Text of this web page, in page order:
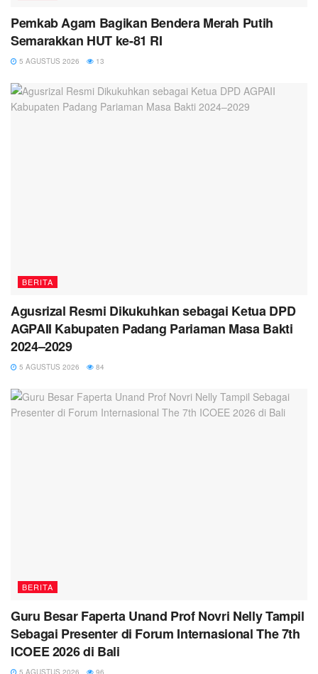
Pemkab Agam Bagikan Bendera Merah Putih
Semarakkan HUT ke-81 RI
5 AGUSTUS 2026 13
BERITA
Agusrizal Resmi Dikukuhkan sebagai Ketua DPD
AGPAII Kabupaten Padang Pariaman Masa Bakti
2024–2029
5 AGUSTUS 2026 84
BERITA
Guru Besar Faperta Unand Prof Novri Nelly Tampil
Sebagai Presenter di Forum Internasional The 7th
ICOEE 2026 di Bali